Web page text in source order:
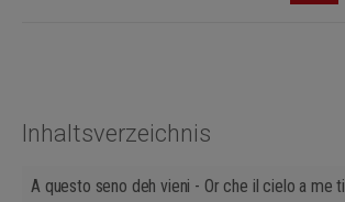
Inhaltsverzeichnis
A questo seno deh vieni - Or che il cielo a me ti